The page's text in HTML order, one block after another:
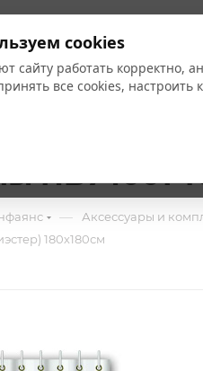
Бренды
HB74001
— Аксессуары и
180х180см
cookies
сайту работать корректно,
все cookies, настроить